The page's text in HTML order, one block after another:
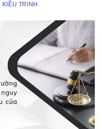
KIỀU TRINH